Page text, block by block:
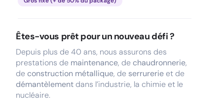
Êtes-vous prêt pour un nouveau défi ?
Depuis plus de 40 ans, nous assurons des
prestations de maintenance, de chaudronnerie,
de construction métallique, de serrurerie et de
démantèlement dans l’industrie, la chimie et le
nucléaire.